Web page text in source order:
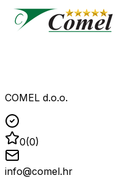
COMEL d.o.o.
0(0)
info@comel.hr